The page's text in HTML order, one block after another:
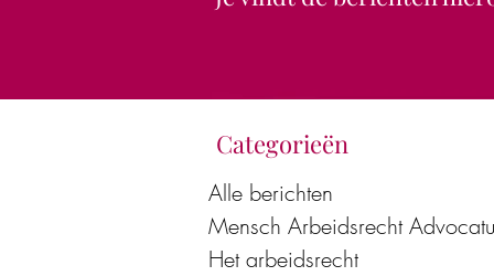
Categorieën
Alle berichten
Mensch Arbeidsrecht
Het arbeidsrecht